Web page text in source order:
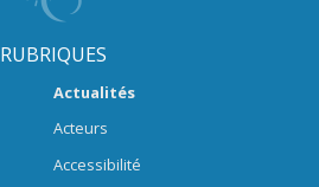
RUBRIQUES
Actualités
Acteurs
Accessibilité